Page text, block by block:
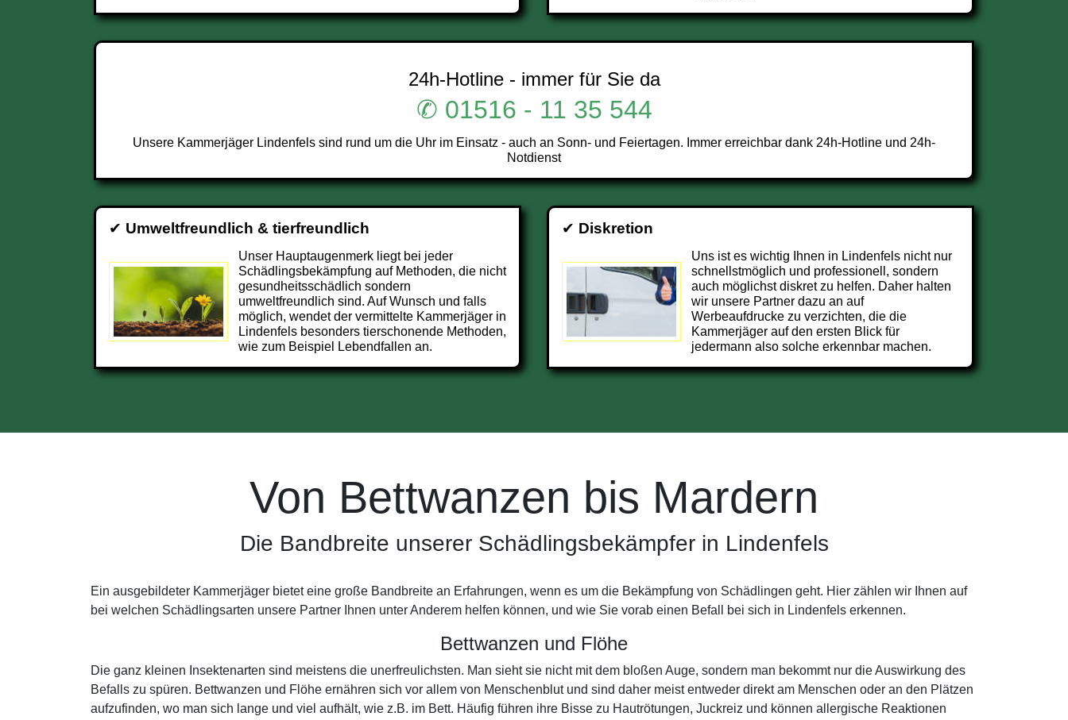
24h-Hotline - immer für Sie da
✆ 01516 - 11 35 544
Unsere Kammerjäger Lindenfels sind rund um die Uhr im Einsatz - auch an Sonn- und Feiertagen. Immer erreichbar dank 24h-Hotline und 24h-
Notdienst
✔ Umweltfreundlich & tierfreundlich
Unser Hauptaugenmerk liegt bei jeder
Schädlingsbekämpfung auf Methoden, die nicht
gesundheitsschädlich sondern
umweltfreundlich sind. Auf Wunsch und falls
möglich, wendet der vermittelte Kammerjäger in
Lindenfels besonders tierschonende Methoden,
wie zum Beispiel Lebendfallen an.
✔ Diskretion
Uns ist es wichtig Ihnen in Lindenfels nicht nur
schnellstmöglich und professionell, sondern
auch möglichst diskret zu helfen. Daher halten
wir unsere Partner dazu an auf
Werbeaufdrucke zu verzichten, die die
Kammerjäger auf den ersten Blick für
jedermann also solche erkennbar machen.
Von Bettwanzen bis Mardern
Die Bandbreite unserer Schädlingsbekämpfer in Lindenfels
Ein ausgebildeter Kammerjäger bietet eine große Bandbreite an Erfahrungen, wenn es um die Bekämpfung von Schädlingen geht. Hier zählen wir Ihnen auf
bei welchen Schädlingsarten unsere Partner Ihnen unter Anderem helfen können, und wie Sie vorab einen Befall bei sich in Lindenfels erkennen.
Bettwanzen und Flöhe
Die ganz kleinen Insektenarten sind meistens die unerfreulichsten. Man sieht sie nicht mit dem bloßen Auge, sondern man bekommt nur die Auswirkung des
Befalls zu spüren. Bettwanzen und Flöhe ernähren sich vor allem von Menschenblut und sind daher meist entweder direkt am Menschen oder an den Plätzen
aufzufinden, wo man sich lange und viel aufhält, wie z.B. im Bett. Häufig führen ihre Bisse zu Hautrötungen, Juckreiz und können allergische Reaktionen